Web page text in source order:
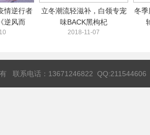
情逆行者
逆风而
立冬潮流轻滋补，白领专宠
味BACK黑枸杞
2018-11-07
冬季
联系电话：13671246822